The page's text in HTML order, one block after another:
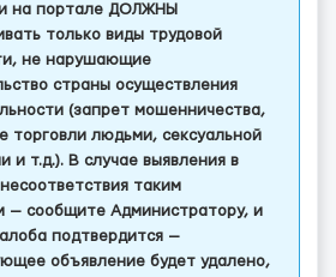
на портале ДОЛЖНЫ
только виды трудовой
не нарушающие
страны осуществления
(запрет мошенничества,
торговли людьми, сексуальной
и т.д.). В случае выявления в
таким
— сообщите Администратору, и
подтвердится —
объявление будет удалено,